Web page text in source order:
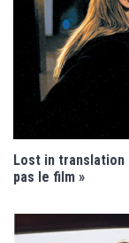
Lost in translation
pas le film »